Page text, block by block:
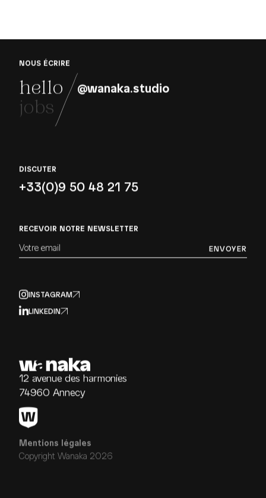
12 avenue des harmonies
74960 Annecy
NOUS ÉCRIRE
hello
jobs
@wanaka.studio
DISCUTER
+33(0)9 50 48 21 75
RECEVOIR NOTRE NEWSLETTER
Votre email ENVOYER
INSTAGRAM
LINKEDIN
Mentions légales
Copyright Wanaka 2026